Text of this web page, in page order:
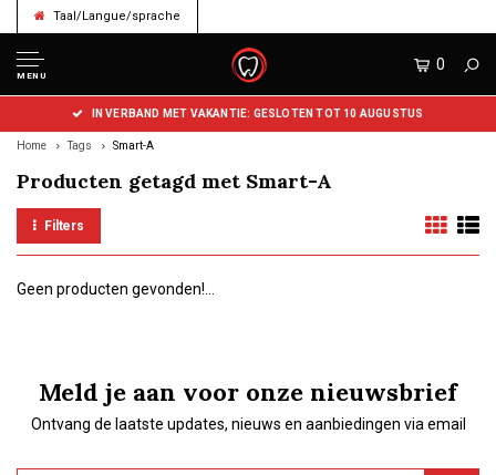
Taal/Langue/sprache
MENU
0
IN VERBAND MET VAKANTIE: GESLOTEN TOT 10 AUGUSTUS
Home Tags Smart-A
Producten getagd met Smart-A
Filters
Geen producten gevonden!...
Meld je aan voor onze nieuwsbrief
Ontvang de laatste updates, nieuws en aanbiedingen via email